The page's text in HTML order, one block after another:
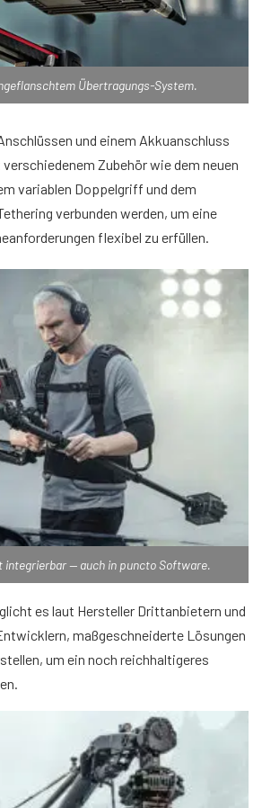
Übertragungs-System.
und einem Akkuanschluss
Zubehör wie dem neuen
variablen Doppelgriff und dem
verbunden werden, um eine
flexibel zu erfüllen.
integrierbar — auch in puncto Software.
es laut Hersteller Drittanbietern und
maßgeschneiderte Lösungen
um ein noch reichhaltigeres